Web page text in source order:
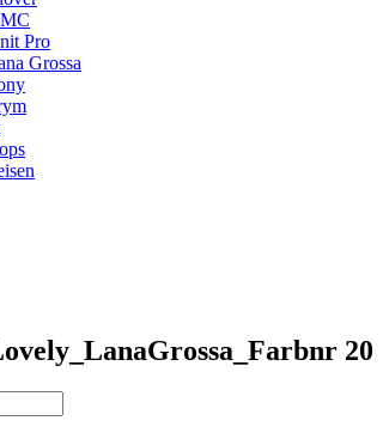
Pro
Grossa
20